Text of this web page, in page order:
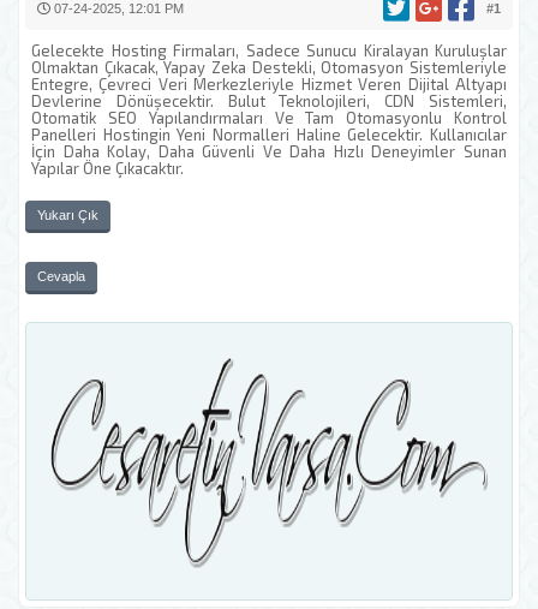
#1
07-24-2025, 12:01 PM
Gelecekte Hosting Firmaları, Sadece Sunucu Kiralayan Kuruluşlar
Olmaktan Çıkacak, Yapay Zeka Destekli, Otomasyon Sistemleriyle
Entegre, Çevreci Veri Merkezleriyle Hizmet Veren Dijital Altyapı
Devlerine Dönüşecektir. Bulut Teknolojileri, CDN Sistemleri,
Otomatik SEO Yapılandırmaları Ve Tam Otomasyonlu Kontrol
Panelleri Hostingin Yeni Normalleri Haline Gelecektir. Kullanıcılar
İçin Daha Kolay, Daha Güvenli Ve Daha Hızlı Deneyimler Sunan
Yapılar Öne Çıkacaktır.
Yukarı Çık
Cevapla